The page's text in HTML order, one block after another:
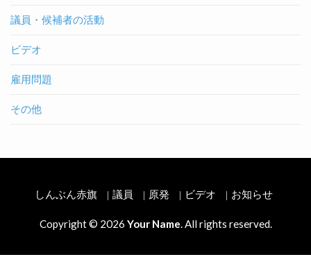
議員・候補者の活動
ビデオ
雇用問題
その他
しんぶん赤旗 議員 原発 ビデオ お知らせ
Copyright © 2026 Your Name. All rights reserved.